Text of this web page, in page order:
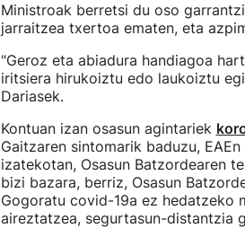
Ministroak berretsi du oso
jarraitzea txertoa ematen, eta
"Geroz eta abiadura handiagoa
iritsiera hirukoiztu edo laukoiztu
Dariasek.
Kontuan izan osasun agintariek
Gaitzaren sintomarik baduzu,
izatekotan, Osasun Batzordearen
bizi bazara, berriz, Osasun
Gogoratu covid-19a ez hedatzeko
aireztatzea, segurtasun-distantzia